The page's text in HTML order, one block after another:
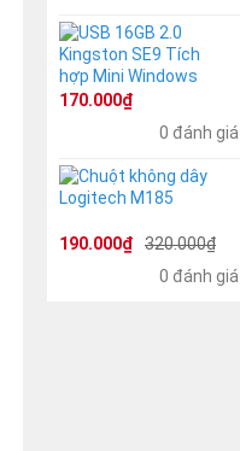
170.000₫
0 đánh giá
190.000₫
320.000₫
0 đánh giá